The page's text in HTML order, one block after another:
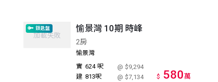
加載失敗
鎖匙盤 愉景灣 10期 時峰
2房
愉景灣
實 624 呎
@ $9,294
建 813呎 @ $7,134 $ 580萬